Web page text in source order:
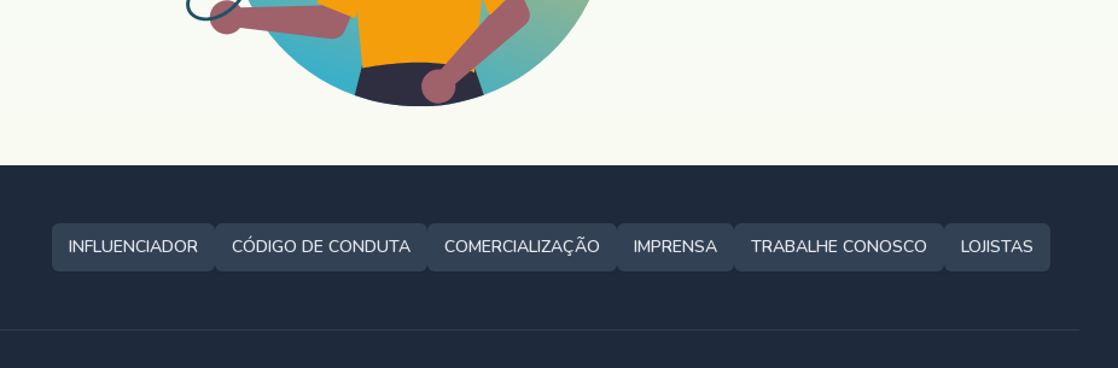
INFLUENCIADOR CÓDIGO DE CONDUTA COMERCIALIZAÇÃO IMPRENSA TRABALHE CONOSCO LOJISTAS